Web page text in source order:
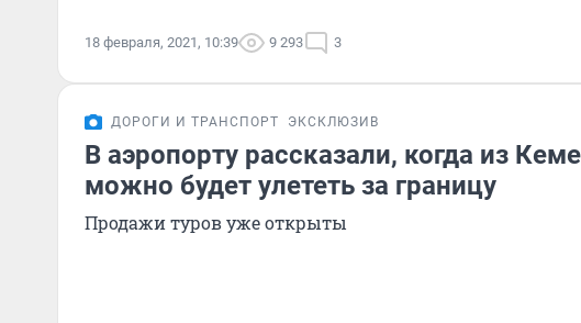
18 февраля, 2021, 10:39 9 293 3
ДОРОГИ И ТРАНСПОРТ ЭКСКЛЮЗИВ
В аэропорту рассказали, когда из
можно будет улететь за границу
Продажи туров уже открыты